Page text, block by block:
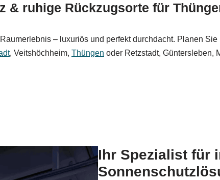
& ruhige Rückzugsorte für
– luxuriös und perfekt durchdacht. Planen
, Veitshöchheim, Thüngen oder Retzstadt, Güntersleben,
Ihr Spezialist für